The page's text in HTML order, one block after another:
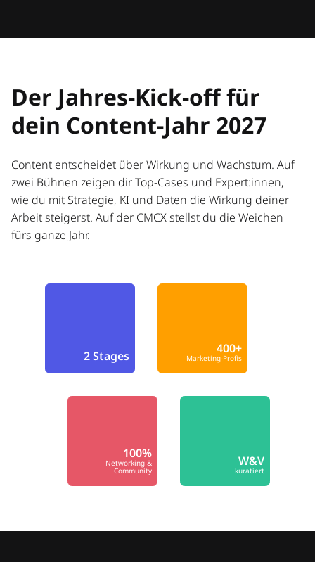
Der Jahres-Kick-off für
dein Content-Jahr 2027
Content entscheidet über Wirkung und Wachstum. Auf
zwei Bühnen zeigen dir Top-Cases und Expert:innen,
wie du mit Strategie, KI und Daten die Wirkung deiner
Arbeit steigerst. Auf der CMCX stellst du die Weichen
fürs ganze Jahr.
2 Stages 400+
Marketing-Profis
100%
Networking &
Community
W&V
kuratiert